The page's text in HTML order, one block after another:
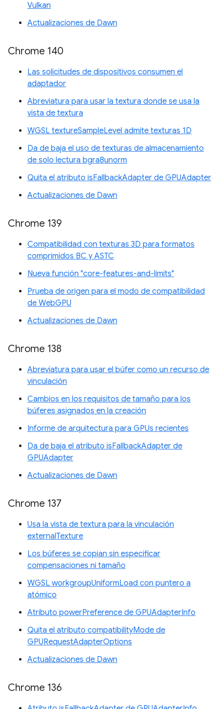
Vulkan
Actualizaciones de Dawn
Chrome 140
Las solicitudes de dispositivos consumen el
adaptador
Abreviatura para usar la textura donde se usa la
vista de textura
WGSL textureSampleLevel admite texturas 1D
Da de baja el uso de texturas de almacenamiento
de solo lectura bgra8unorm
Quita el atributo isFallbackAdapter de GPUAdapter
Actualizaciones de Dawn
Chrome 139
Compatibilidad con texturas 3D para formatos
comprimidos BC y ASTC
Nueva función "core-features-and-limits"
Prueba de origen para el modo de compatibilidad
de WebGPU
Actualizaciones de Dawn
Chrome 138
Abreviatura para usar el búfer como un recurso de
vinculación
Cambios en los requisitos de tamaño para los
búferes asignados en la creación
Informe de arquitectura para GPUs recientes
Da de baja el atributo isFallbackAdapter de
GPUAdapter
Actualizaciones de Dawn
Chrome 137
Usa la vista de textura para la vinculación
externalTexture
Los búferes se copian sin especificar
compensaciones ni tamaño
WGSL workgroupUniformLoad con puntero a
atómico
Atributo powerPreference de GPUAdapterInfo
Quita el atributo compatibilityMode de
GPURequestAdapterOptions
Actualizaciones de Dawn
Chrome 136